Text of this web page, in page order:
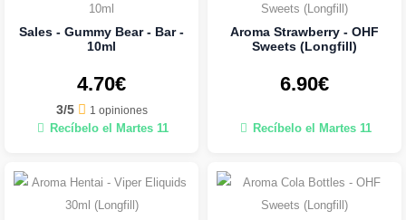
Sales - Gummy Bear - Bar -
10ml
4.70€
3/5 1 opiniones
Recíbelo el Martes 11
Aroma Strawberry - OHF
Sweets (Longfill)
6.90€
Recíbelo el Martes 11